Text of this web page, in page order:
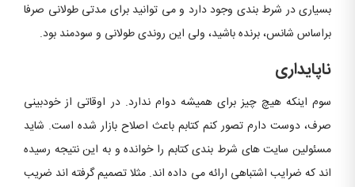
بسیاری در شرط بندی وجود دارد و می توانید برای مدتی طولانی صرفا
براساس شانس، برنده باشید، ولی این روندی طولانی و سودمند بود.
ناپایداری
سوم اینکه هیچ چیز برای همیشه دوام ندارد. در اوقاتی از خودبینی
صرف، دوست دارم تصور کنم کتابم باعث اصلاح بازار شده است. شاید
مسئولین سایت های شرط بندی کتابم را خوانده و به این نتیجه رسیده
اند که ضرایب اشتباهی ارائه می داده اند. مثلا تصمیم گرفته اند ضریب